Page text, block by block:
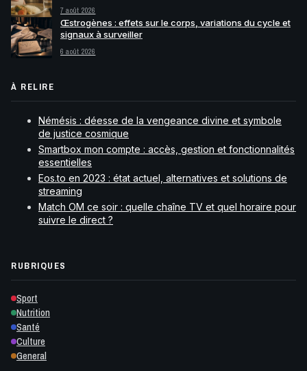
7 août 2026
Œstrogènes : effets sur le corps, variations du cycle et
signaux à surveiller
6 août 2026
À RELIRE
Némésis : déesse de la vengeance divine et symbole
de justice cosmique
Smartbox mon compte : accès, gestion et fonctionnalités
essentielles
Eos.to en 2023 : état actuel, alternatives et solutions de
streaming
Match OM ce soir : quelle chaîne TV et quel horaire pour
suivre le direct ?
RUBRIQUES
Sport
Nutrition
Santé
Culture
General